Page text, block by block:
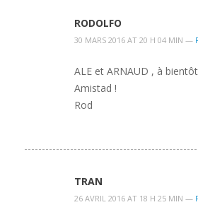
RODOLFO
30 MARS 2016 AT 20 H 04 MIN —
ALE et ARNAUD , à
Amistad !
Rod
TRAN
26 AVRIL 2016 AT 18 H 25 MIN —